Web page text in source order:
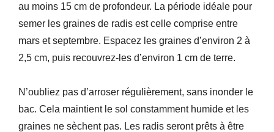
au moins 15 cm de profondeur. La période idéale pour
semer les graines de radis est celle comprise entre
mars et septembre. Espacez les graines d’environ 2 à
2,5 cm, puis recouvrez-les d’environ 1 cm de terre.
N’oubliez pas d’arroser régulièrement, sans inonder le
bac. Cela maintient le sol constamment humide et les
graines ne sèchent pas. Les radis seront prêts à être